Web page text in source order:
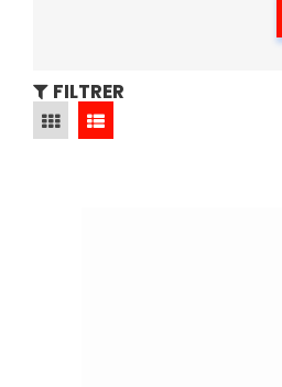
FILTRER